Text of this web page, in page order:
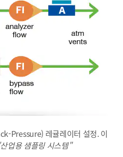
Pressure) 레귤레이터 설정. 이
업용 샘플링 시스템"